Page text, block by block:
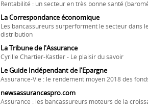
Rentabilité : un secteur en très bonne santé
La Correspondance économique
Les bancassureurs surperforment le secteur dans
distribution
La Tribune de l'Assurance
Cyrille Chartier-Kastler - Le plaisir du savoir
Le Guide Indépendant de l'Epargne
Assurance-Vie : le rendement moyen 2018 des
newsassurancespro.com
Assurance : les bancassureurs moteurs de la